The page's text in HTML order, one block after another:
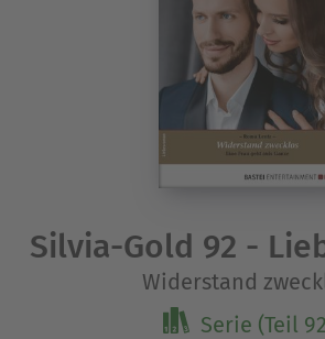
Silvia-Gold 92 -
Widerstand
Serie (Teil